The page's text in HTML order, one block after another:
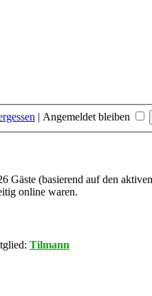
| Angemeldet bleiben
(basierend auf den
online waren.
Tilmann